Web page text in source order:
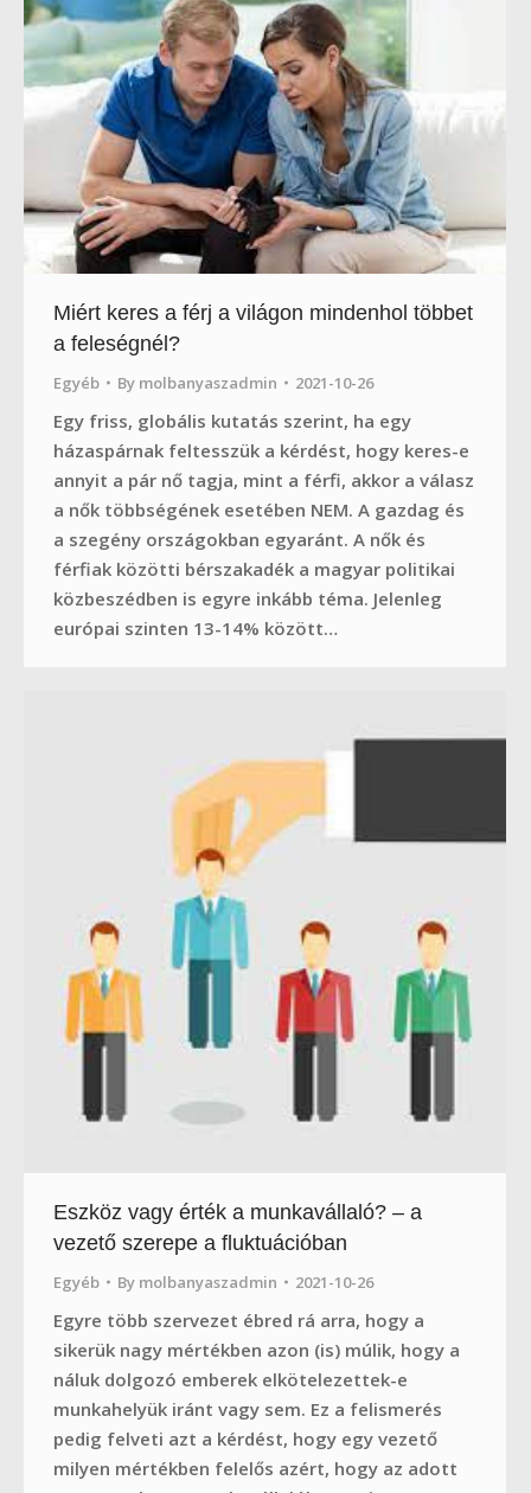
Miért keres a férj a világon mindenhol többet
a feleségnél?
Egyéb By molbanyaszadmin 2021-10-26
Egy friss, globális kutatás szerint, ha egy
házaspárnak feltesszük a kérdést, hogy keres-e
annyit a pár nő tagja, mint a férfi, akkor a válasz
a nők többségének esetében NEM. A gazdag és
a szegény országokban egyaránt. A nők és
férfiak közötti bérszakadék a magyar politikai
közbeszédben is egyre inkább téma. Jelenleg
európai szinten 13-14% között…
Eszköz vagy érték a munkavállaló? – a
vezető szerepe a fluktuációban
Egyéb By molbanyaszadmin 2021-10-26
Egyre több szervezet ébred rá arra, hogy a
sikerük nagy mértékben azon (is) múlik, hogy a
náluk dolgozó emberek elkötelezettek-e
munkahelyük iránt vagy sem. Ez a felismerés
pedig felveti azt a kérdést, hogy egy vezető
milyen mértékben felelős azért, hogy az adott